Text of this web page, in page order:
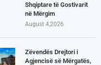
Shqiptare të Gostivarit
në Mërgim
August 4,2026
Zëvendës Drejtori i
Agjencisë së Mërgatës,